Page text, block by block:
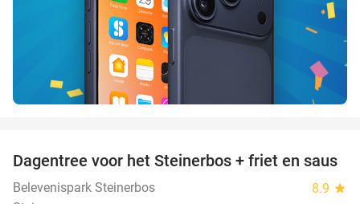
37%
Dagentree voor het Steinerbos + friet en saus
Belevenispark Steinerbos 8.9 star